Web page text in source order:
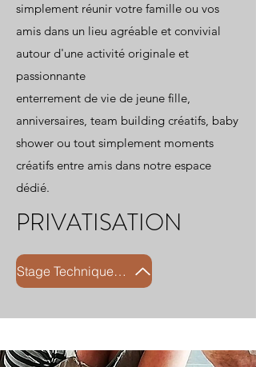
simplement réunir votre famille ou vos
amis dans un lieu agréable et convivial
autour d'une activité originale et
passionnante
enterrement de vie de jeune fille,
anniversaires, team building créatifs, baby
shower ou tout simplement moments
créatifs entre amis dans notre espace
dédié.
PRIVATISATION
Stage Technique marbré